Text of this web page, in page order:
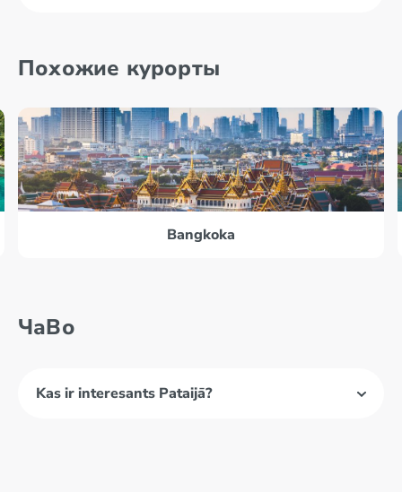
Похожие курорты
Bangkoka
ЧаВо
Kas ir interesants Pataijā?